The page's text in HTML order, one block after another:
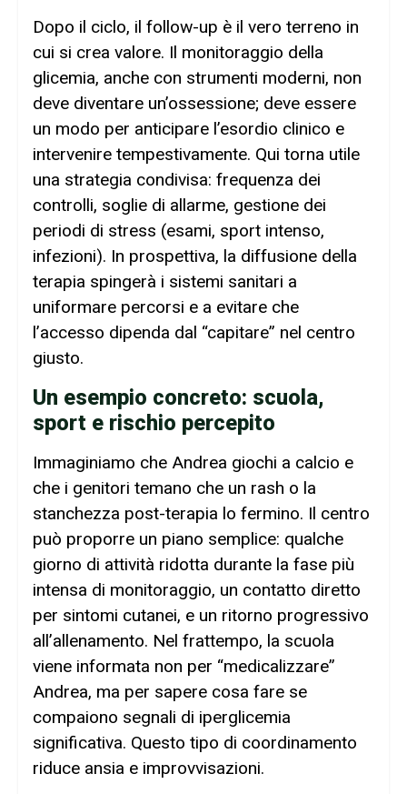
Dopo il ciclo, il follow-up è il vero terreno in
cui si crea valore. Il monitoraggio della
glicemia, anche con strumenti moderni, non
deve diventare un’ossessione; deve essere
un modo per anticipare l’esordio clinico e
intervenire tempestivamente. Qui torna utile
una strategia condivisa: frequenza dei
controlli, soglie di allarme, gestione dei
periodi di stress (esami, sport intenso,
infezioni). In prospettiva, la diffusione della
terapia spingerà i sistemi sanitari a
uniformare percorsi e a evitare che
l’accesso dipenda dal “capitare” nel centro
giusto.
Un esempio concreto: scuola,
sport e rischio percepito
Immaginiamo che Andrea giochi a calcio e
che i genitori temano che un rash o la
stanchezza post-terapia lo fermino. Il centro
può proporre un piano semplice: qualche
giorno di attività ridotta durante la fase più
intensa di monitoraggio, un contatto diretto
per sintomi cutanei, e un ritorno progressivo
all’allenamento. Nel frattempo, la scuola
viene informata non per “medicalizzare”
Andrea, ma per sapere cosa fare se
compaiono segnali di iperglicemia
significativa. Questo tipo di coordinamento
riduce ansia e improvvisazioni.